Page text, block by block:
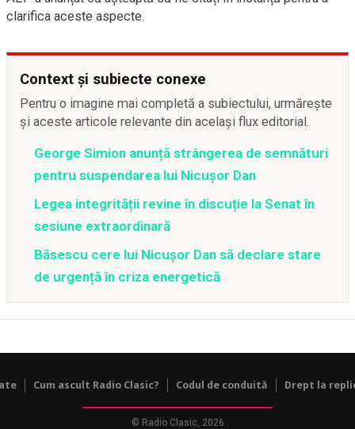
clarifica aceste aspecte.
Context și subiecte conexe
Pentru o imagine mai completă a subiectului, urmărește
și aceste articole relevante din același flux editorial.
George Simion anunță strângerea de semnături
pentru suspendarea lui Nicușor Dan
Legea integrității revine în discuție la Senat în
sesiune extraordinară
Băsescu cere lui Nicușor Dan să declare stare
de urgență în criza energetică
Cum ascult Radio Clasic? Codul de conduită Drept la
© Radio Clasic, 2026